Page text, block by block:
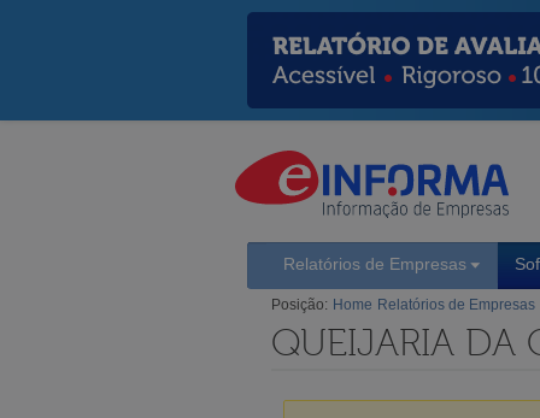
Relatórios de Empresas
Posição: Home Relatórios de Empresas
QUEIJARIA DA